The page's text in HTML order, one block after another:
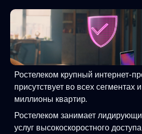
Ростелеком крупный интернет-
присутствует во всех сегментах
миллионы квартир.
Ростелеком занимает
услуг высокоскоростного